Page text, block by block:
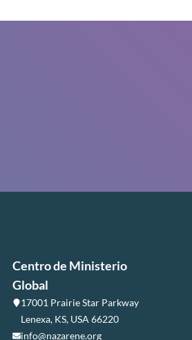
Centro de Ministerio
Global
17001 Prairie Star Parkway
Lenexa, KS, USA 66220
info@nazarene.org